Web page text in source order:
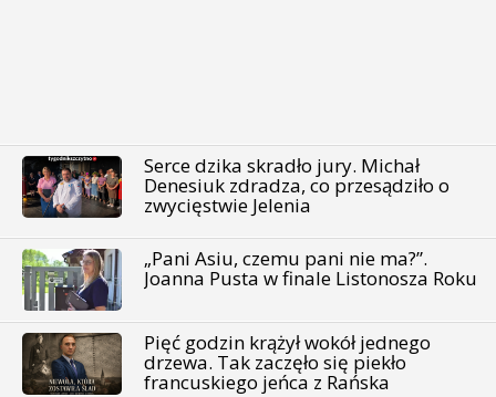
Serce dzika skradło jury. Michał
Denesiuk zdradza, co przesądziło o
zwycięstwie Jelenia
„Pani Asiu, czemu pani nie ma?”.
Joanna Pusta w finale Listonosza Roku
Pięć godzin krążył wokół jednego
drzewa. Tak zaczęło się piekło
francuskiego jeńca z Rańska